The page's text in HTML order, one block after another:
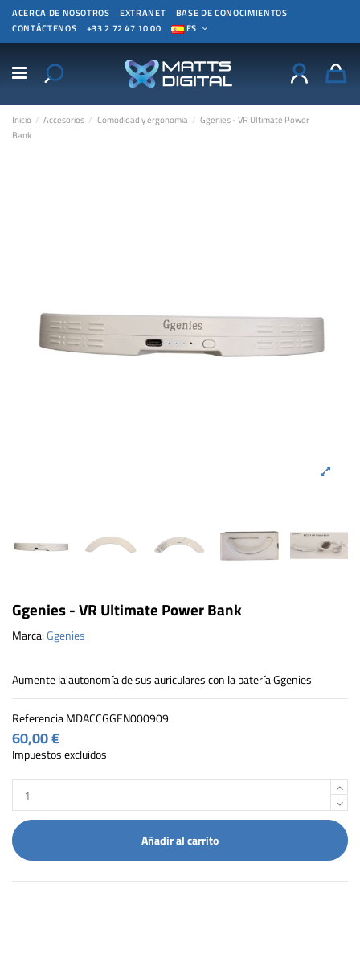
ACERCA DE NOSOTROS EXTRANET
BASE DE CONOCIMIENTOS
CONTÁCTENOS
+33 2 72 47 10 00 ES
Inicio Accesorios Comodidad y ergonomía
Ggenies - VR Ultimate Power
Bank
Ggenies - VR Ultimate Power Bank
Marca:Ggenies
Aumente la autonomía de sus auriculares con la batería Ggenies
ReferenciaMDACCGGEN000909
60,00 €
Impuestos excluidos
Añadir al carrito